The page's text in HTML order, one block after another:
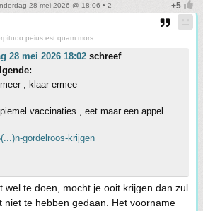
28 mei 2026 @ 18:06 • 2
peius est quam mors.
28 mei 2026 18:02 schreef
, klaar ermee
vaccinaties , eet maar een appel
gordelroos-krijgen
wel te doen, mocht je ooit krijgen dan zul
niet te hebben gedaan. Het voorname